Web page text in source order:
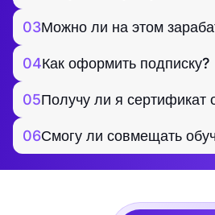
03Можно ли на этом
04Как оформить подписку?
05Получу ли я сертификат
06Смогу ли совмещать